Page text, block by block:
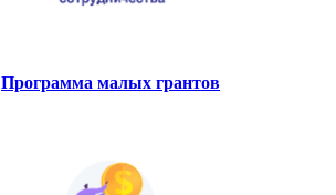
Программа малых грантов